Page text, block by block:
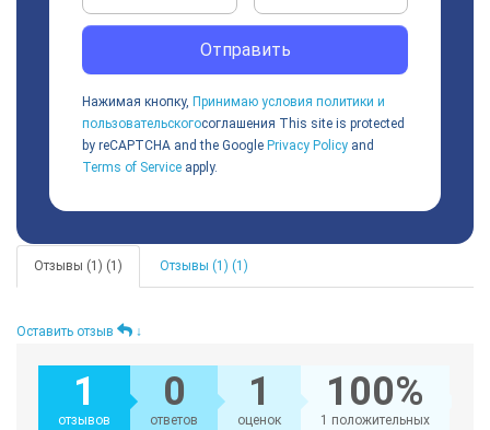
Отправить
Нажимая кнопку, Принимаю условия политики и
пользовательскогосоглашения This site is protected
by reCAPTCHA and the Google Privacy Policy and
Terms of Service apply.
Отзывы (1) (1) Отзывы (1) (1)
Оставить отзыв ↓
1
отзывов
0
ответов
1
оценок
100%
1 положительных